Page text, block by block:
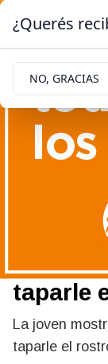
taparle
La joven
taparle el
¿Querés
NO, GRACIAS